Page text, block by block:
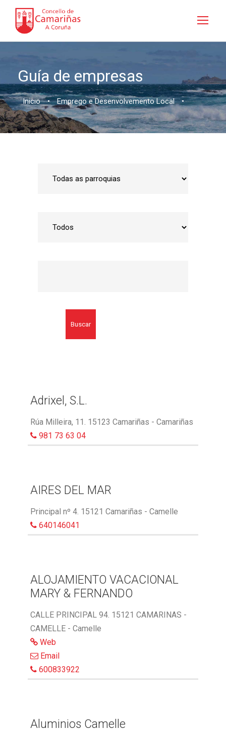
Guía de empresas
Inicio • Emprego e Desenvolvemento Local •
Buscar
Adrixel, S.L.
Rúa Milleira, 11. 15123 Camariñas - Camariñas
981 73 63 04
AIRES DEL MAR
Principal nº 4. 15121 Camariñas - Camelle
640146041
ALOJAMIENTO VACACIONAL
MARY & FERNANDO
CALLE PRINCIPAL 94. 15121 CAMARINAS -
CAMELLE - Camelle
Web
Email
600833922
Aluminios Camelle